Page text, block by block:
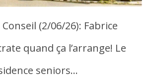
(2/06/26): Fabrice
quand ça l’arrange! Le
seniors…